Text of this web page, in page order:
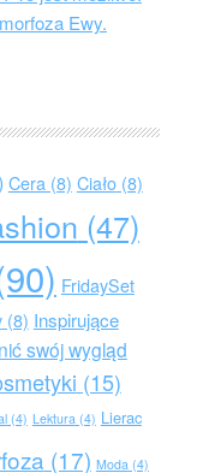
Ewy.
Cera (8) Ciało(8)
(47)
FridaySet
(8) Inspirujące
swój wygląd
(15)
(4) Lektura (4) Lierac
(17) Moda (4)